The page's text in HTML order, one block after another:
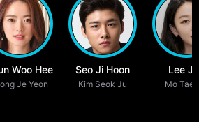
Woo Hee
Je Yeon
Seo Ji Hoon
Kim Seok Ju
Lee
Mo Tae